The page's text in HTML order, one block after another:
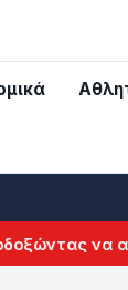
να